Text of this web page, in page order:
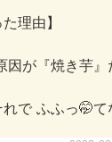
理由】
因が『焼き芋
れで ふふっ🤭